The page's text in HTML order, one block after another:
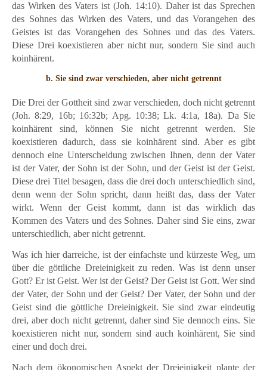
das Wirken des Vaters ist (Joh. 14:10). Daher ist das Sprechen
des Sohnes das Wirken des Vaters, und das Vorangehen des
Geistes ist das Vorangehen des Sohnes und das des Vaters.
Diese Drei koexistieren aber nicht nur, sondern Sie sind auch
koinhärent.
b. Sie sind zwar verschieden, aber nicht getrennt
Die Drei der Gottheit sind zwar verschieden, doch nicht getrennt
(Joh. 8:29, 16b; 16:32b; Apg. 10:38; Lk. 4:1a, 18a). Da Sie
koinhärent sind, können Sie nicht getrennt werden. Sie
koexistieren dadurch, dass sie koinhärent sind. Aber es gibt
dennoch eine Unterscheidung zwischen Ihnen, denn der Vater
ist der Vater, der Sohn ist der Sohn, und der Geist ist der Geist.
Diese drei Titel besagen, dass die drei doch unterschiedlich sind,
denn wenn der Sohn spricht, dann heißt das, dass der Vater
wirkt. Wenn der Geist kommt, dann ist das wirklich das
Kommen des Vaters und des Sohnes. Daher sind Sie eins, zwar
unterschiedlich, aber nicht getrennt.
Was ich hier darreiche, ist der einfachste und kürzeste Weg, um
über die göttliche Dreieinigkeit zu reden. Was ist denn unser
Gott? Er ist Geist. Wer ist der Geist? Der Geist ist Gott. Wer sind
der Vater, der Sohn und der Geist? Der Vater, der Sohn und der
Geist sind die göttliche Dreieinigkeit. Sie sind zwar eindeutig
drei, aber doch nicht getrennt, daher sind Sie dennoch eins. Sie
koexistieren nicht nur, sondern sind auch koinhärent, Sie sind
einer und doch drei.
Nach dem ökonomischen Aspekt der Dreieinigkeit plante der